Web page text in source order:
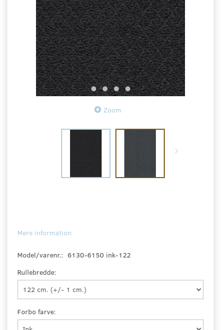
Zoom
Mere information
Model/varenr.: 6130-6150 ink-122
Rullebredde:
Forbo farve: